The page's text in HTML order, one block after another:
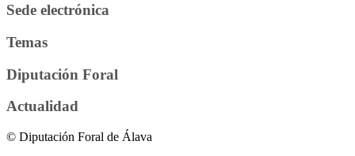
Sede electrónica
Temas
Diputación Foral
Actualidad
© Diputación Foral de Álava